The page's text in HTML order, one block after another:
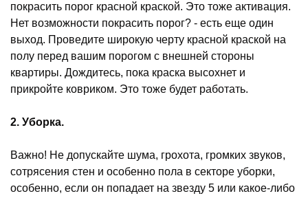
покрасить порог красной краской. Это тоже активация.
Нет возможности покрасить порог? - есть еще один
выход. Проведите широкую черту красной краской на
полу перед вашим порогом с внешней стороны
квартиры. Дождитесь, пока краска высохнет и
прикройте ковриком. Это тоже будет работать.
2. Уборка.
Важно! Не допускайте шума, грохота, громких звуков,
сотрясения стен и особенно пола в секторе уборки,
особенно, если он попадает на звезду 5 или какое-либо